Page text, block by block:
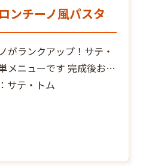
ンチーノ風パスタ
がランクアップ！サテ・
メニューです 完成後お好
上に、サテ・トム小さ
・トム”すれば、辛さと
に増して大満足！
サテ・トム